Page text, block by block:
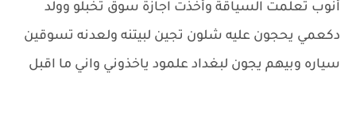
أنوب تعلمت السياقة وأخذت اجازة سوق تخبلو وولد
دكعمي يحجون عليه شلون تجين لبيتنه ولعدنه تسوقين
سياره وبيهم يجون لبغداد علمود ياخذوني واني ما اقبل